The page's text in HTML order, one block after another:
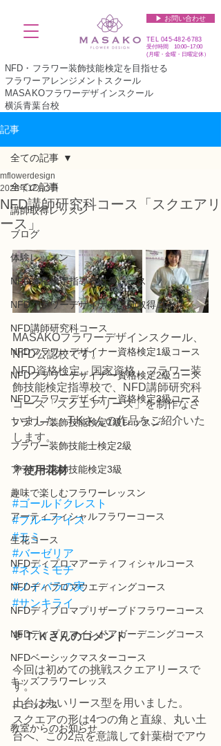
▶︎ お問い合わせ
TEL045-482-6783
受付時間 10:00~17:00​​​
(​月曜・金曜・日曜定休）
NFD・フラワー装飾技能検定を目指せる
フラワーアレンジメントスクール
MASAKOフラワーデザインスクール
横浜青葉台校
記事
全ての記事
講師取得レッスン
ブログ
体験レッスン
NFD資格検定指導者対象コース
NFDフラワーデザイナー講師取得コース
NFD講師研究科コース
NFDフラワーデザイナー資格検定1級コース
NFDフラワーデザイナー資格検定2級コース
NFDフラワーデザイナー資格検定3級コース
フラワー装飾技能検定1級レッスン
フラワー装飾技能士検定2級
フラワー装飾技能検定3級
趣味で楽しむフラワーレッスン
アーティフィシャルフラワーコース
生花コース
NFDディプロマアーティフィシャルコース
NFDディプロマウエディングコース
NFDディプロマプリザーブドフラワーコース
NFDディプロマインドアガーデニングコース
NFDベーシックマスターコース
キッズフラワーレッス
トピックス
教室からのお知らせ
全ての記事
NFD講師研究科コース「スクエアリ
ース」
mflowerdesign
2025年12月3日
MASAKOフラワーデザインスクール、
NFD公認校です。
NFD資格検定、国家資格、フラワー装
飾技能検定指導校で、NFD講師研究科
コース「スクエアリース」を制作なさ
いました。T.Kさんの作品をご紹介いた
します。
💐使用花材
#ゴールドクレスト
#ブルーアイス
#モミ
#バーゼリア
#ネズミモチ
#ノイバラの実
#サンキライ
💬Ｔ.Ｋさんのコメント
今回は初めての挑戦スクエアリースで
す。
土台は丸いリース型を用いました。
スクエアの形は4つの角と直線、丸い土
台へ、この2点を意識して針葉樹でアウ